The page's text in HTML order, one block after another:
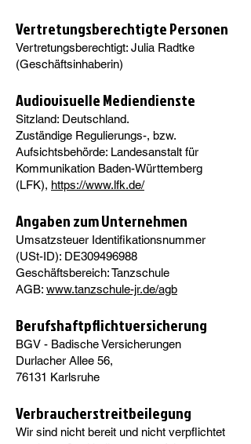
Vertretungsberechtigte Personen
Vertretungsberechtigt: Julia Radtke
(Geschäftsinhaberin)
Audiovisuelle Mediendienste
Sitzland: Deutschland.
Zuständige Regulierungs-, bzw.
Aufsichtsbehörde: Landesanstalt für
Kommunikation Baden-Württemberg
(LFK), https://www.lfk.de/
Angaben zum Unternehmen
Umsatzsteuer Identifikationsnummer
(USt-ID): DE309496988
Geschäftsbereich: Tanzschule
AGB: www.tanzschule-jr.de/agb
Berufshaftpflichtversicherung
BGV - Badische Versicherungen
Durlacher Allee 56,
76131 Karlsruhe
Verbraucherstreitbeilegung
Wir sind nicht bereit und nicht verpflichtet